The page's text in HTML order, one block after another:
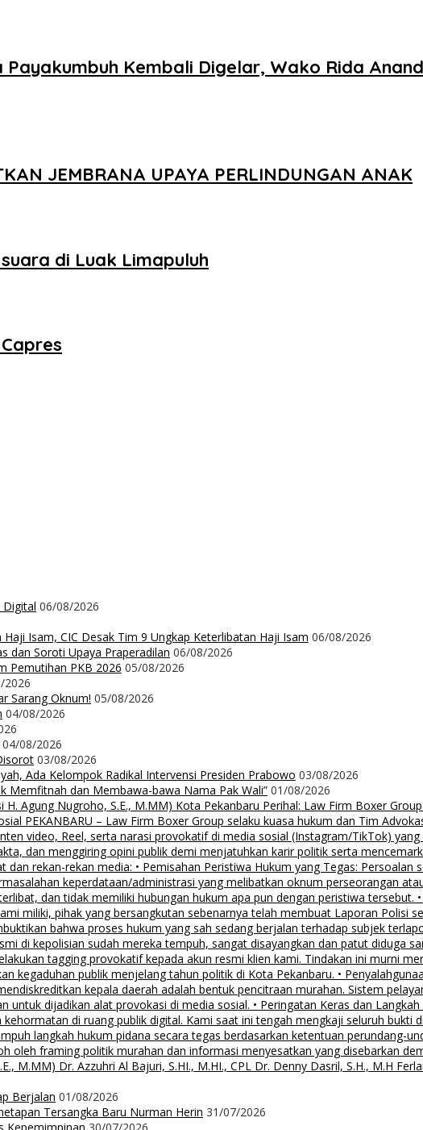
Kembali Digelar, Wako Rida
JEMBRANA UPAYA PERLINDUNGAN ANAK
di Luak Limapuluh
Digital 06/08/2026
Isam, CIC Desak Tim 9 Ungkap Keterlibatan Haji Isam 06/08/2026
dan Soroti Upaya Praperadilan 06/08/2026
Pemutihan PKB 2026 05/08/2026
2026
Sarang Oknum! 05/08/2026
04/08/2026
04/08/2026
03/08/2026
Ada Kelompok Radikal Intervensi Presiden Prabowo 03/08/2026
Memfitnah dan Membawa-bawa Nama Pak Wali” 01/08/2026
H. Agung Nugroho, S.E., M.MM) Kota Pekanbaru Perihal: Law Firm Boxer
PEKANBARU – Law Firm Boxer Group selaku kuasa hukum dan Tim
video, Reel, serta narasi provokatif di media sosial (Instagram/TikTok)
dan menggiring opini publik demi menjatuhkan karir politik serta
rekan-rekan media: • Pemisahan Peristiwa Hukum yang Tegas: Persoalan
keperdataan/administrasi yang melibatkan oknum perseorangan
dan tidak memiliki hubungan hukum apa pun dengan peristiwa tersebut.
miliki, pihak yang bersangkutan sebenarnya telah membuat Laporan Polisi
bahwa proses hukum yang sah sedang berjalan terhadap subjek
di kepolisian sudah mereka tempuh, sangat disayangkan dan patut diduga
tagging provokatif kepada akun resmi klien kami. Tindakan ini murni
kegaduhan publik menjelang tahun politik di Kota Pekanbaru. •
kepala daerah adalah bentuk pencitraan murahan. Sistem
dijadikan alat provokasi di media sosial. • Peringatan Keras dan
di ruang publik digital. Kami saat ini tengah mengkaji seluruh bukti
langkah hukum pidana secara tegas berdasarkan ketentuan perundang-
oleh framing politik murahan dan informasi menyesatkan yang disebarkan
M.MM) Dr. Azzuhri Al Bajuri, S.HI., M.HI., CPL Dr. Denny Dasril, S.H., M.H
Berjalan 01/08/2026
Tersangka Baru Nurman Herin 31/07/2026